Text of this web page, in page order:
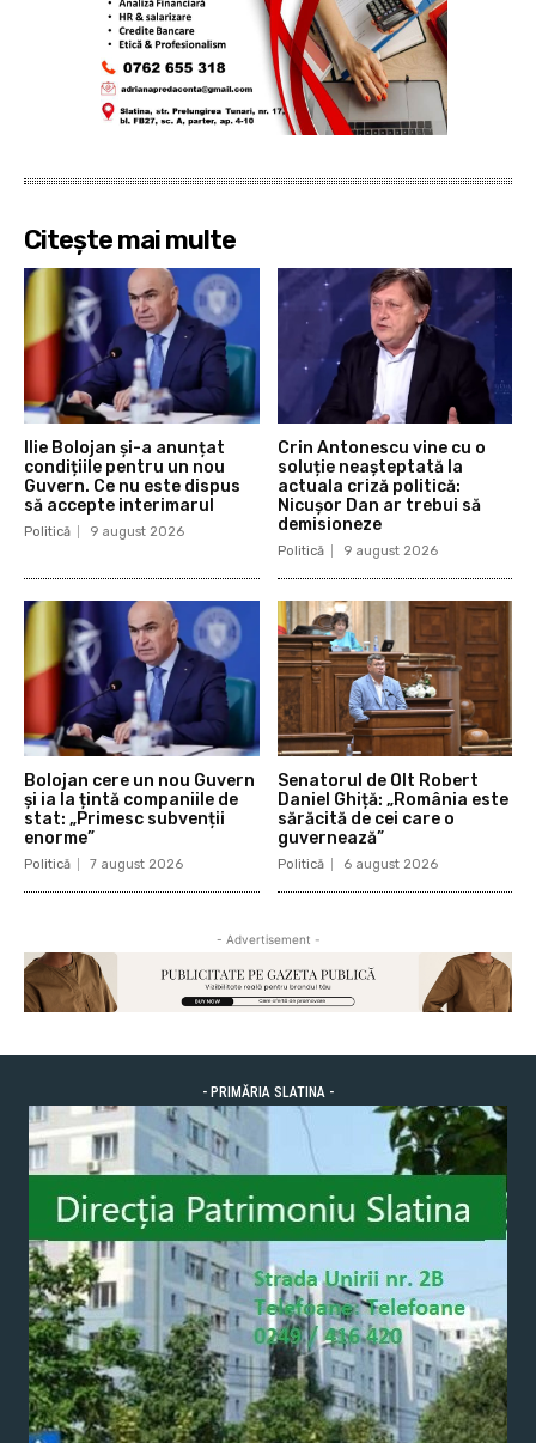
Citește mai multe
Ilie Bolojan și-a anunțat
condițiile pentru un nou
Guvern. Ce nu este dispus
să accepte interimarul
Politică 9 august 2026
Crin Antonescu vine cu o
soluție neașteptată la
actuala criză politică:
Nicușor Dan ar trebui să
demisioneze
Politică 9 august 2026
Bolojan cere un nou Guvern
și ia la țintă companiile de
stat: „Primesc subvenții
enorme”
Politică 7 august 2026
Senatorul de Olt Robert
Daniel Ghiță: „România este
sărăcită de cei care o
guvernează”
Politică 6 august 2026
- Advertisement -
- PRIMĂRIA SLATINA -